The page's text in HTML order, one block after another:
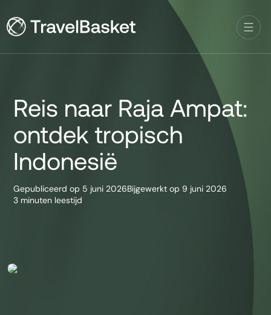
Reis naar Raja Ampat:
ontdek tropisch
Indonesië
Gepubliceerd op 5 juni 2026Bijgewerkt op 9 juni 2026
3 minuten leestijd